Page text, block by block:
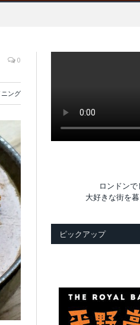
0
ング
ロンドンで
大好きな街を
ピックアップ